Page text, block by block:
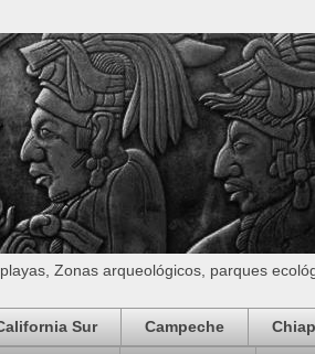
Zonas arqueológicos, parques
Sur Campeche